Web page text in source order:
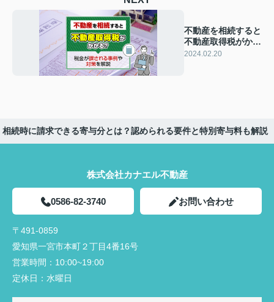
不動産を相続すると
不動産取得税がかか
る？税金が課される
2024.02.20
相続時に請求できる寄与分とは？認められる要件と特別寄与料も解説
株式会社カナエル不動産
0586-82-3740 お問い合わせ
〒491-0859
愛知県一宮市本町２丁目4番16号
営業時間： 10:00~19:00
定休日： 水曜日